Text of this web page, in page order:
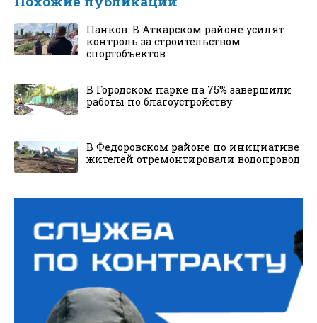
Панков: В Аткарском районе усилят
контроль за строительством
спортобъектов
В Городском парке на 75% завершили
работы по благоустройству
В Федоровском районе по инициативе
жителей отремонтировали водопровод